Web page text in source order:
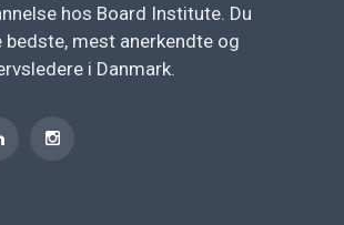
hos Board Institute. Du
bedste, mest anerkendte og
i Danmark.